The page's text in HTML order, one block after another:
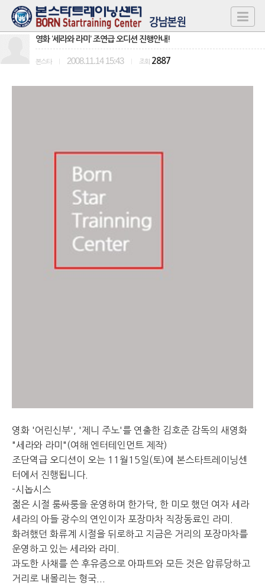
영화 ‘세라와 라미’ 조연급 오디션 진행안내!
본스타 2008.11.14 15:43 조회 2887
영화 '어린신부', '제니 주노'를 연출한 김호준 감독의 새영화
"세라와 라미"(여해 엔터테인먼트 제작)
조단역급 오디션이 오는 11월15일(토)에 본스타트레이닝센
터에서 진행됩니다.
-시놉시스
젊은 시절 룸싸룽을 운영하며 한가닥, 한 미모 했던 여자 세라
세라의 아들 광수의 연인이자 포장마차 직장동료인 라미.
화려했던 화류계 시절을 뒤로하고 지금은 거리의 포장마차를
운영하고 있는 세라와 라미.
과도한 사채를 쓴 후유증으로 아파트와 모든 것은 압류당하고
거리로 내몰리는 형국...